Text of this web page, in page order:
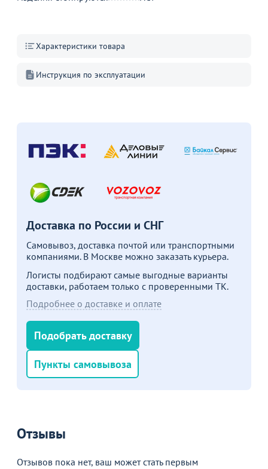
Характеристики товара
Инструкция по эксплуатации
Доставка по России и СНГ
Самовывоз, доставка почтой или транспортными
компаниями. В Москве можно заказать курьера.
Логисты подбирают самые выгодные варианты
доставки, работаем только с проверенными ТК.
Подробнее о доставке и оплате
Подобрать доставку
Пункты самовывоза
Отзывы
Отзывов пока нет, ваш может стать первым
оливковый/ черный каркас
62
В наличии 8 шт.
Акции для вас
Пожизненная
гарантия
на стулья ХИТ 20/25!
Перейдите, чтобы узнать
подробности
Больше не показывать это окно